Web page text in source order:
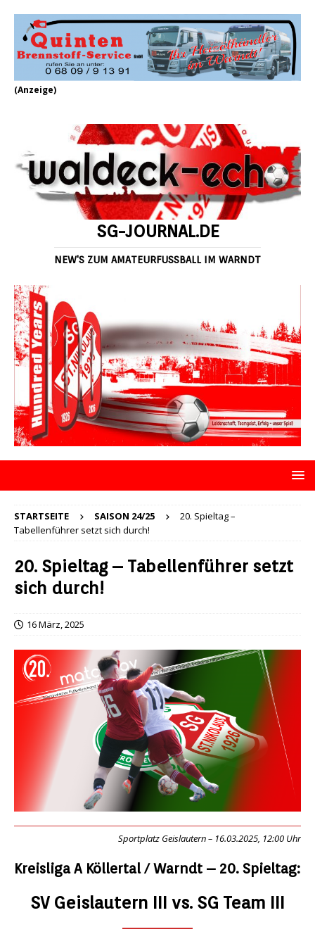
(Anzeige)
SG-JOURNAL.DE
NEW'S ZUM AMATEURFUSSBALL IM WARNDT
STARTSEITE SAISON 24/25
20. Spieltag –
Tabellenführer setzt sich durch!
20. Spieltag – Tabellenführer setzt
sich durch!
16 März, 2025
Sportplatz Geislautern – 16.03.2025, 12:00 Uhr
Kreisliga A Köllertal / Warndt – 20. Spieltag:
SV Geislautern III vs. SG Team III